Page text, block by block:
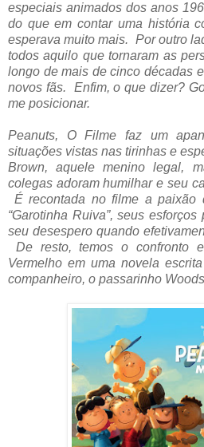
especiais animados dos anos
do que em contar uma história
esperava muito mais. Por outro
todos aquilo que tornaram as
longo de mais de cinco décadas
novos fãs. Enfim, o que dizer?
me posicionar.
Peanuts, O Filme faz um
situações vistas nas tirinhas e
Brown, aquele menino legal,
colegas adoram humilhar e seu
É recontada no filme a paixão
“Garotinha Ruiva”, seus
seu desespero quando
De resto, temos o confronto
Vermelho em uma novela
companheiro, o passarinho